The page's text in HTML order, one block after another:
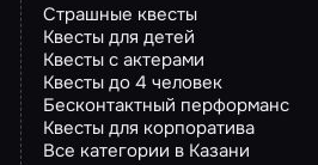
Страшные квесты
Квесты для детей
Квесты с актерами
Квесты до 4 человек
Бесконтактный перформанс
Квесты для корпоратива
Все категории в Казани